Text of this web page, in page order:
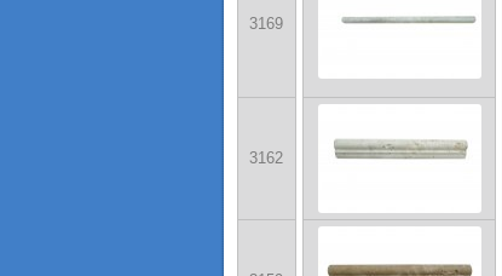
3169
3162